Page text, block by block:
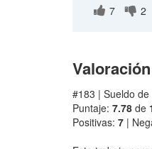
7 2
#183 | Sueldo
Puntaje: 7.78 de
Positivas: 7 |